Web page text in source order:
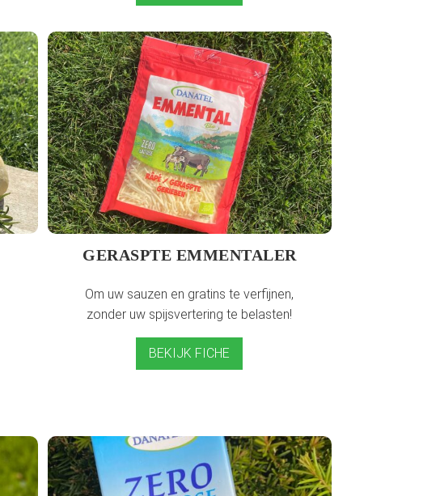
GERASPTE EMMENTALER
Om uw sauzen en gratins te verfijnen,
zonder uw spijsvertering te belasten!
BEKIJK FICHE